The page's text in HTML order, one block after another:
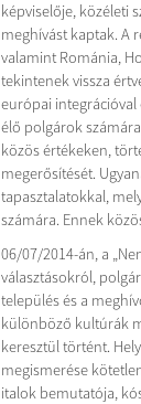
képviselője, közéleti
meghívást kaptak. A
valamint Románia,
tekintenek vissza
európai integrációval
élő polgárok
közös értékeken,
megerősítését.
tapasztalatokkal,
számára. Ennek
06/07/2014-án, a
választásokról,
település és a
különböző kultúrák
keresztül történt.
megismerése
italok bemutatója,